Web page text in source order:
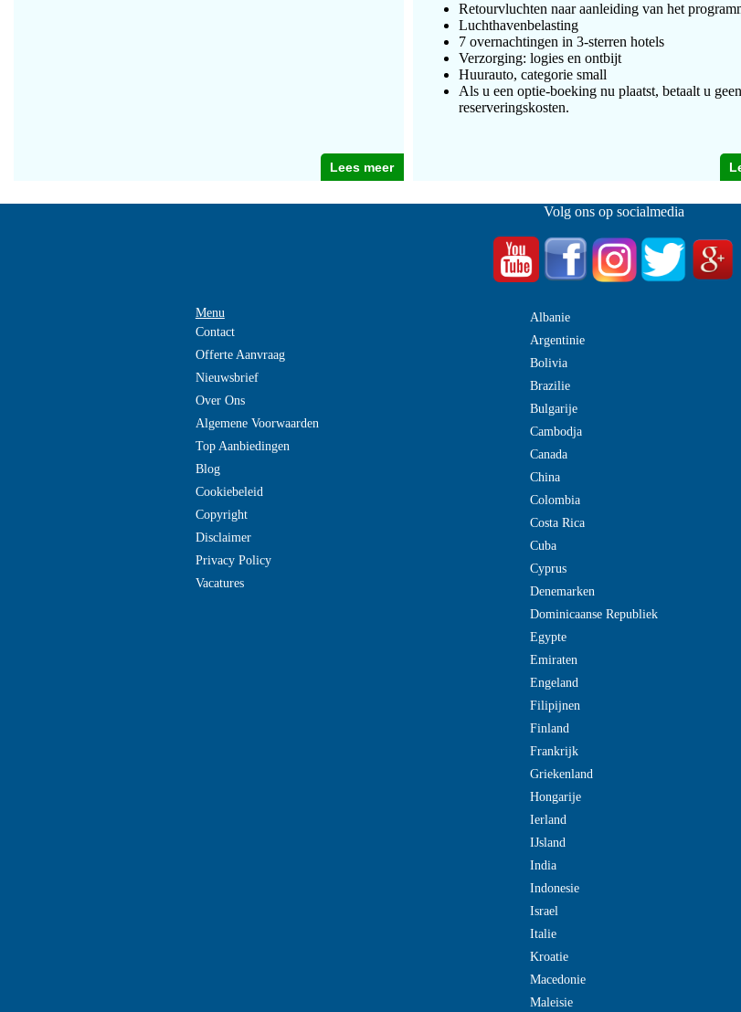
Lees meer
Retourvluchten naar aanleiding van het
Luchthavenbelasting
7 overnachtingen in 3-sterren hotels
Verzorging: logies en ontbijt
Huurauto, categorie small
Als u een optie-boeking nu plaatst, betaalt u geen
reserveringskosten.
Volg ons op socialmedia
Menu
Contact
Offerte Aanvraag
Nieuwsbrief
Over Ons
Algemene Voorwaarden
Top Aanbiedingen
Blog
Cookiebeleid
Copyright
Disclaimer
Privacy Policy
Vacatures
Albanie
Argentinie
Bolivia
Brazilie
Bulgarije
Cambodja
Canada
China
Colombia
Costa Rica
Cuba
Cyprus
Denemarken
Dominicaanse Republiek
Egypte
Emiraten
Engeland
Filipijnen
Finland
Frankrijk
Griekenland
Hongarije
Ierland
IJsland
India
Indonesie
Israel
Italie
Kroatie
Macedonie
Maleisie